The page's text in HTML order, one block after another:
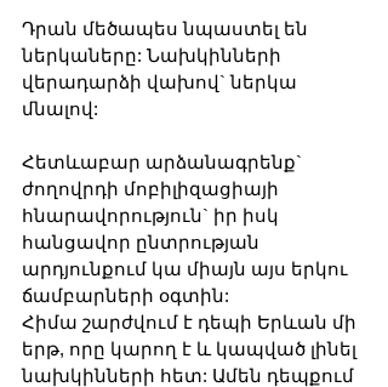
Դրան մեծապես նպաստել են
ներկաները: Նախկինների
վերադարձի վախով` ներկա
մնալով:
Հետևաբար արձանագրենք`
ժողովրդի մոբիլիզացիայի
հնարավորություն` իր իսկ
հանցավոր ընտրության
արդյունքում կա միայն այս երկու
ճամբարների օգտին:
Հիմա շարժվում է դեպի Երևան մի
երթ, որը կարող է և կապված լինել
նախկինների հետ: Ամեն դեպքում